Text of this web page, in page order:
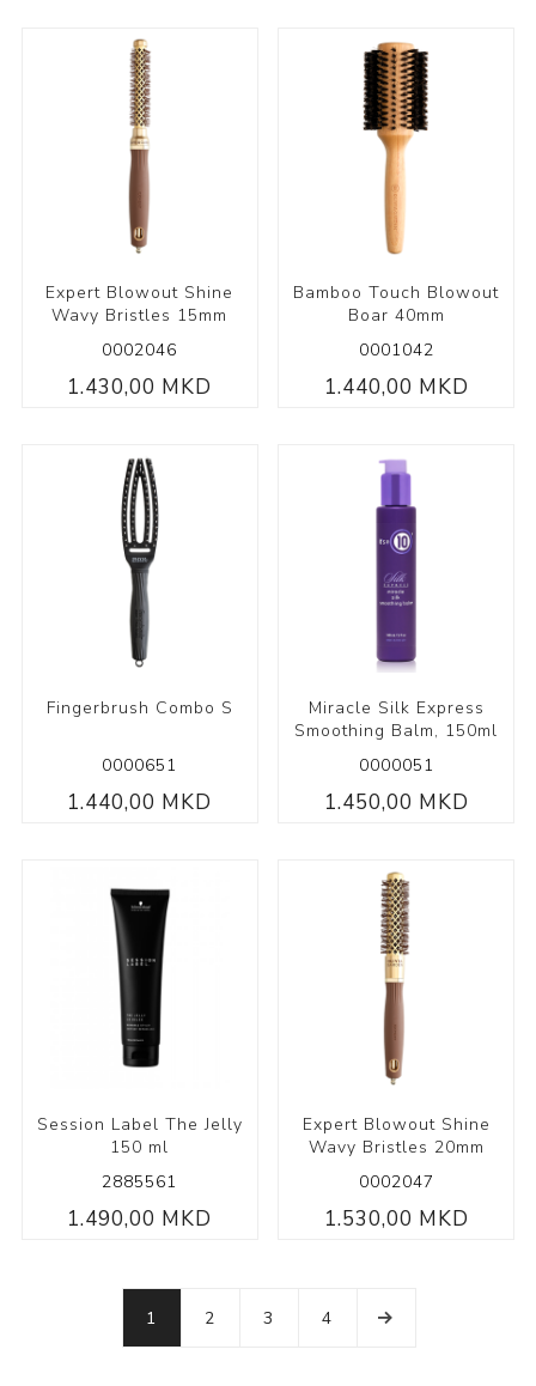
Expert Blowout Shine
Wavy Bristles 15mm
0002046
1.430,00 MKD
Bamboo Touch Blowout
Boar 40mm
0001042
1.440,00 MKD
Fingerbrush Combo S
0000651
1.440,00 MKD
Miracle Silk Express
Smoothing Balm, 150ml
0000051
1.450,00 MKD
Session Label The Jelly
150 ml
2885561
1.490,00 MKD
Expert Blowout Shine
Wavy Bristles 20mm
0002047
1.530,00 MKD
1 2 3 4